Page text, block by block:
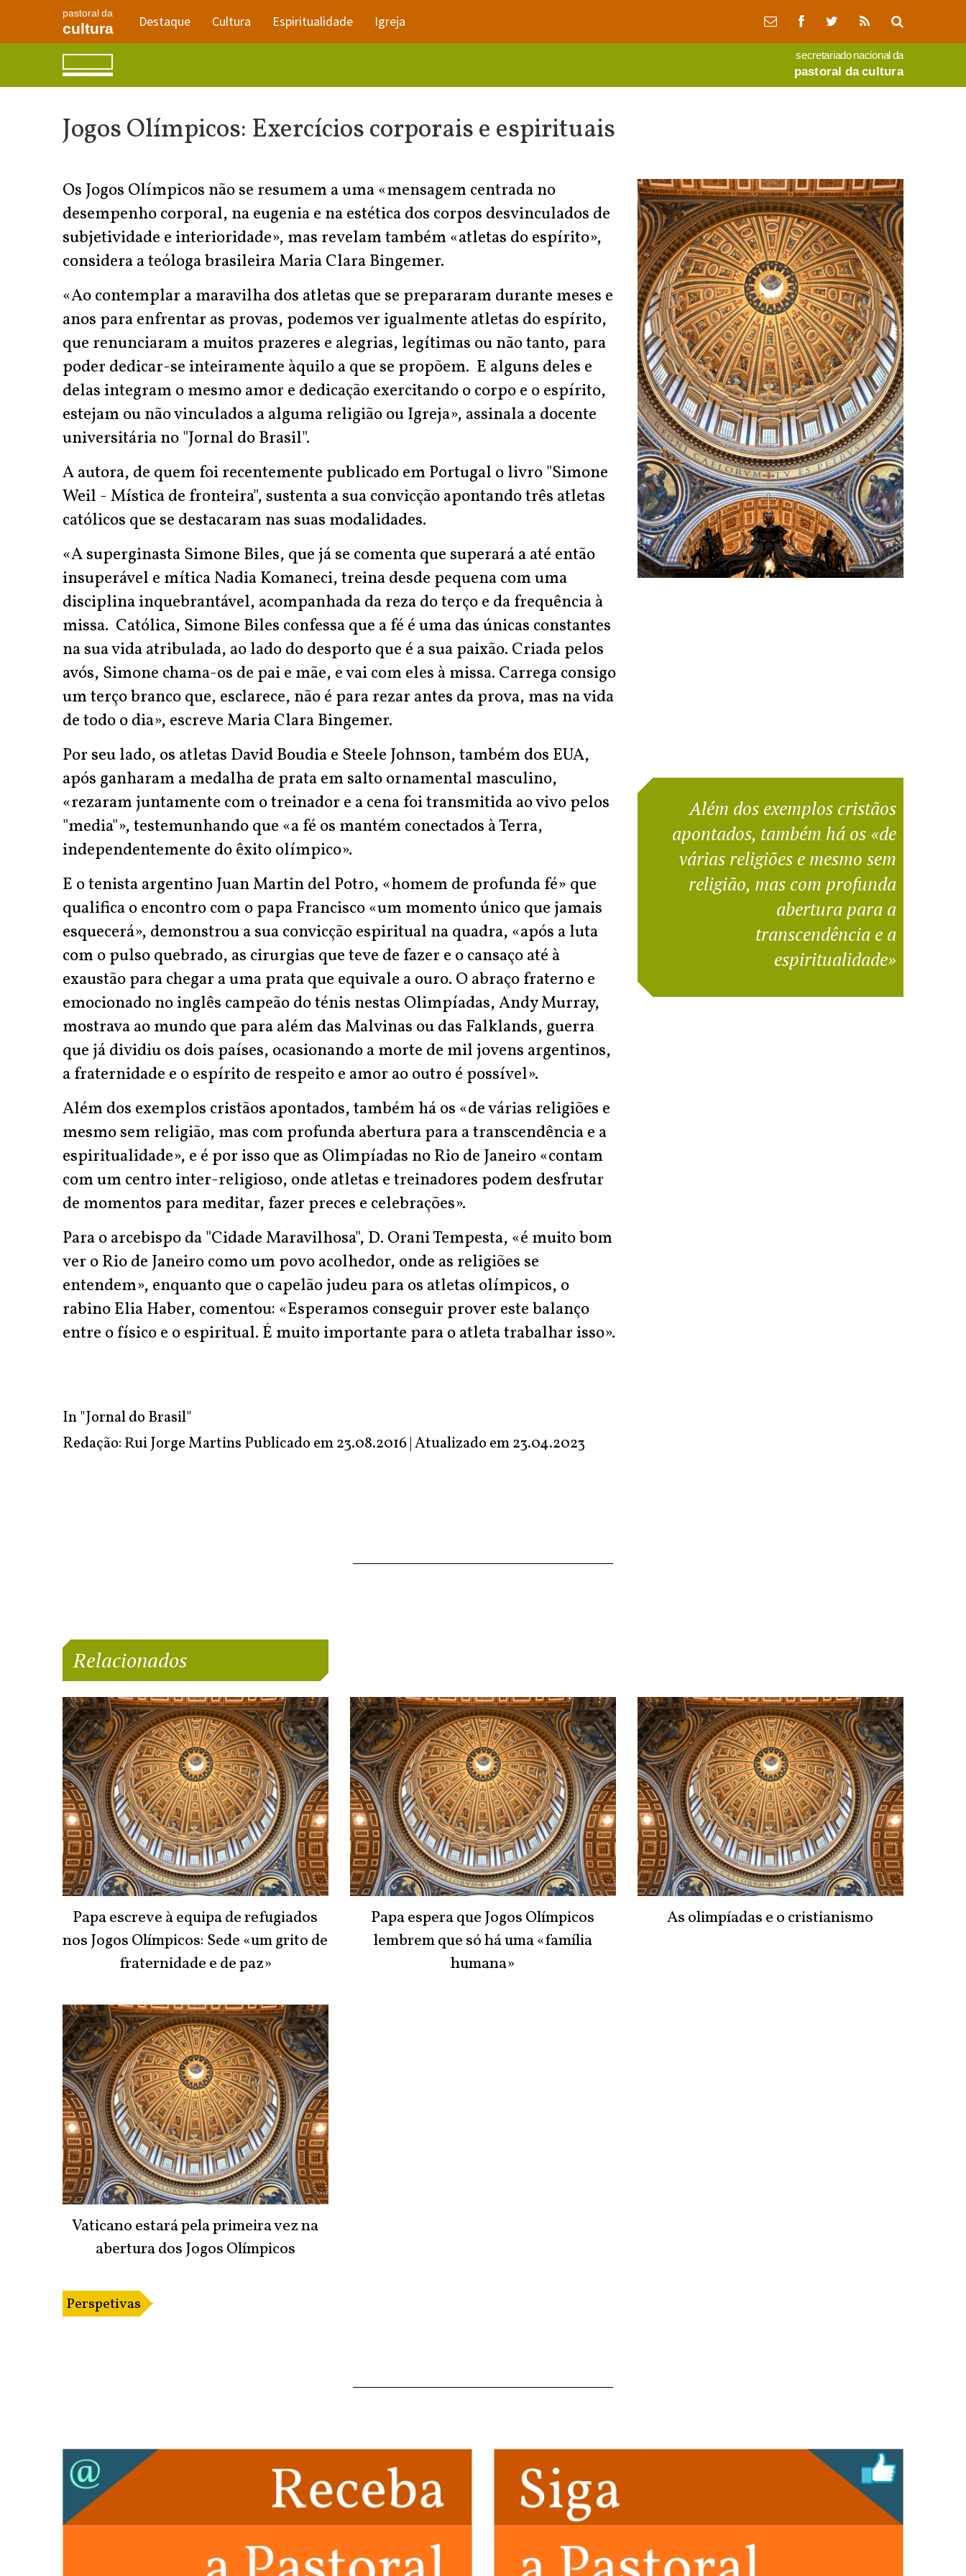
pastoral da
cultura Destaque Cultura Espiritualidade Igreja
secretariado nacional da
pastoral da cultura
Jogos Olímpicos: Exercícios corporais e espirituais
Os Jogos Olímpicos não se resumem a uma «mensagem centrada no
desempenho corporal, na eugenia e na estética dos corpos desvinculados de
subjetividade e interioridade», mas revelam também «atletas do espírito»,
considera a teóloga brasileira Maria Clara Bingemer.
«Ao contemplar a maravilha dos atletas que se prepararam durante meses e
anos para enfrentar as provas, podemos ver igualmente atletas do espírito,
que renunciaram a muitos prazeres e alegrias, legítimas ou não tanto, para
poder dedicar-se inteiramente àquilo a que se propõem. E alguns deles e
delas integram o mesmo amor e dedicação exercitando o corpo e o espírito,
estejam ou não vinculados a alguma religião ou Igreja», assinala a docente
universitária no "Jornal do Brasil".
A autora, de quem foi recentemente publicado em Portugal o livro "Simone
Weil - Mística de fronteira", sustenta a sua convicção apontando três atletas
católicos que se destacaram nas suas modalidades.
«A superginasta Simone Biles, que já se comenta que superará a até então
insuperável e mítica Nadia Komaneci, treina desde pequena com uma
disciplina inquebrantável, acompanhada da reza do terço e da frequência à
missa. Católica, Simone Biles confessa que a fé é uma das únicas constantes
na sua vida atribulada, ao lado do desporto que é a sua paixão. Criada pelos
avós, Simone chama-os de pai e mãe, e vai com eles à missa. Carrega consigo
um terço branco que, esclarece, não é para rezar antes da prova, mas na vida
de todo o dia», escreve Maria Clara Bingemer.
Por seu lado, os atletas David Boudia e Steele Johnson, também dos EUA,
após ganharam a medalha de prata em salto ornamental masculino,
«rezaram juntamente com o treinador e a cena foi transmitida ao vivo pelos
"media"», testemunhando que «a fé os mantém conectados à Terra,
independentemente do êxito olímpico».
E o tenista argentino Juan Martin del Potro, «homem de profunda fé» que
qualifica o encontro com o papa Francisco «um momento único que jamais
esquecerá», demonstrou a sua convicção espiritual na quadra, «após a luta
com o pulso quebrado, as cirurgias que teve de fazer e o cansaço até à
exaustão para chegar a uma prata que equivale a ouro. O abraço fraterno e
emocionado no inglês campeão do ténis nestas Olimpíadas, Andy Murray,
mostrava ao mundo que para além das Malvinas ou das Falklands, guerra
que já dividiu os dois países, ocasionando a morte de mil jovens argentinos,
a fraternidade e o espírito de respeito e amor ao outro é possível».
Além dos exemplos cristãos apontados, também há os «de várias religiões e
mesmo sem religião, mas com profunda abertura para a transcendência e a
espiritualidade», e é por isso que as Olimpíadas no Rio de Janeiro «contam
com um centro inter-religioso, onde atletas e treinadores podem desfrutar
de momentos para meditar, fazer preces e celebrações».
Para o arcebispo da "Cidade Maravilhosa", D. Orani Tempesta, «é muito bom
ver o Rio de Janeiro como um povo acolhedor, onde as religiões se
entendem», enquanto que o capelão judeu para os atletas olímpicos, o
rabino Elia Haber, comentou: «Esperamos conseguir prover este balanço
entre o físico e o espiritual. É muito importante para o atleta trabalhar isso».
In"Jornal do Brasil"
Redação: Rui Jorge Martins Publicado em 23.08.2016 | Atualizado em23.04.2023
Além dos exemplos cristãos
apontados, também há os «de
várias religiões e mesmo sem
religião, mas com profunda
abertura para a
transcendência e a
espiritualidade»
Relacionados
Papa escreve à equipa de refugiados
nos Jogos Olímpicos: Sede «um grito de
fraternidade e de paz»
Papa espera que Jogos Olímpicos
lembrem que só há uma «família
humana»
As olimpíadas e o cristianismo
Vaticano estará pela primeira vez na
abertura dos Jogos Olímpicos
Perspetivas